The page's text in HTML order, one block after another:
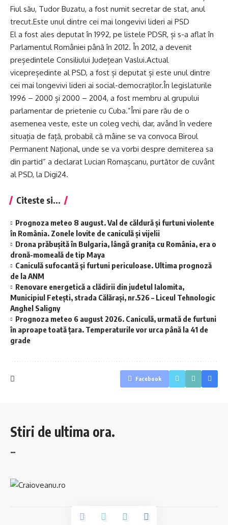
Fiul său, Tudor Buzatu, a fost numit secretar de stat, anul
trecut.Este unul dintre cei mai longevivi lideri ai PSD
El a fost ales deputat în 1992, pe listele PDSR, și s-a aflat în
Parlamentul României până în 2012. În 2012, a devenit
președintele Consiliului Județean Vaslui.Actual
vicepreședinte al PSD, a fost și deputat și este unul dintre
cei mai longevivi lideri ai social-democraților.În legislaturile
1996 – 2000 și 2000 – 2004, a fost membru al grupului
parlamentar de prietenie cu Cuba.”Îmi pare rău de o
asemenea veste, este un coleg vechi, dar, având în vedere
situația de față, probabil că mâine se va convoca Biroul
Permanent Național, unde se va vorbi despre demiterea sa
din partid” a declarat Lucian Romașcanu, purtător de cuvânt
al PSD, la Digi24.
Citeste si...
Prognoza meteo 8 august. Val de căldură și furtuni violente
în România. Zonele lovite de caniculă și vijelii
Drona prăbușită în Bulgaria, lângă granița cu România, era o
dronă-momeală de tip Maya
Caniculă sufocantă și furtuni periculoase. Ultima prognoză
de la ANM
Renovare energetică a clădirii din judetul Ialomita,
Municipiul Fetești, strada Călărași, nr.526 – Liceul Tehnologic
Anghel Saligny
Prognoza meteo 6 august 2026. Caniculă, urmată de furtuni
în aproape toată țara. Temperaturile vor urca până la 41 de
grade
Facebook
Stiri de ultima ora.
…
© 2023 Craioveanu.ro